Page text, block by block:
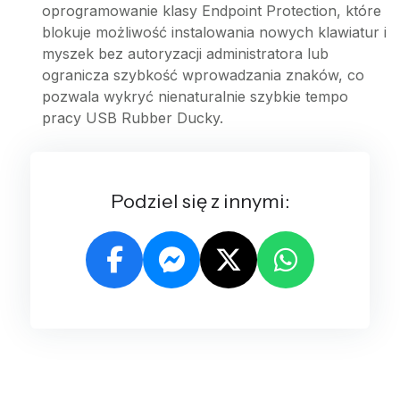
oprogramowanie klasy Endpoint Protection, które
blokuje możliwość instalowania nowych klawiatur i
myszek bez autoryzacji administratora lub
ogranicza szybkość wprowadzania znaków, co
pozwala wykryć nienaturalnie szybkie tempo
pracy USB Rubber Ducky.
Podziel się z innymi: